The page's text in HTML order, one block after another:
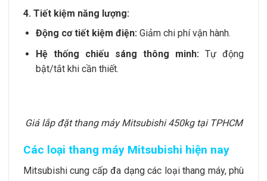
4. Tiết kiệm năng lượng:
Động cơ tiết kiệm điện:Giảm chi phí vận hành.
Hệ thống chiếu sáng thông minh: Tự động
bật/tắt khi cần thiết.
Giá lắp đặt thang máy Mitsubishi 450kg tại TPHCM
Các loại thang máy Mitsubishi hiện nay
Mitsubishi cung cấp đa dạng các loại thang máy, phù